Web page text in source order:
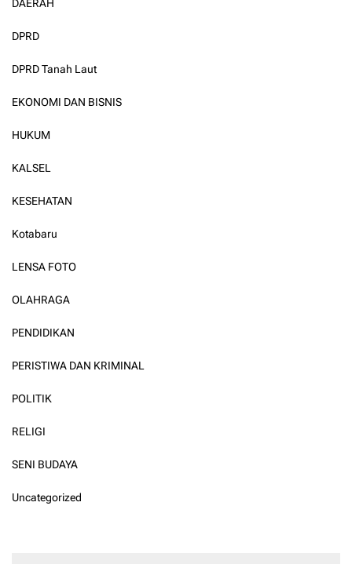
DAERAH
DPRD
DPRD Tanah Laut
EKONOMI DAN BISNIS
HUKUM
KALSEL
KESEHATAN
Kotabaru
LENSA FOTO
OLAHRAGA
PENDIDIKAN
PERISTIWA DAN KRIMINAL
POLITIK
RELIGI
SENI BUDAYA
Uncategorized